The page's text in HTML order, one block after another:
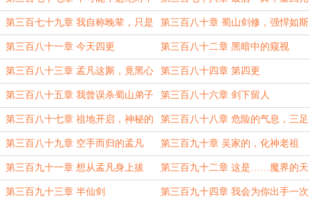
可能 神境界
第三百七十九章 我自称晚辈，只是
出于礼貌
第三百八十章 蜀山剑修，强悍如斯
第三百八十一章 今天四更 第三百八十二章 黑暗中的窥视
第三百八十三章 孟凡这厮，竟黑心
到这种地步
第三百八十四章 第四更
第三百八十五章 我曾误杀蜀山弟子 第三百八十六章 剑下留人
第三百八十七章 祖地开启，神秘的
宫殿
第三百八十八章 危险的气息，三足
两耳鼎
第三百八十九章 空手而归的孟凡 第三百九十章 吴家的，化神老祖
第三百九十一章 想从孟凡身上拔
毛？
第三百九十二章 这是……魔界的天
空？
第三百九十三章 半仙剑 第三百九十四章 我会为你出手一次